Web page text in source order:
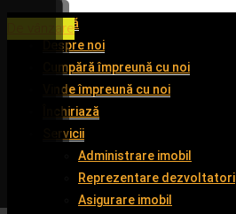
Acasă
Despre noi
Cumpără împreună cu noi
Vinde împreună cu noi
Închiriază
Servicii
Administrare imobil
Reprezentare dezvoltatori
Asigurare imobil
De închiriat
De închiriat
De închiriat
De vânzare